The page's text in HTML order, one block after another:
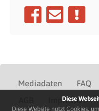
Mediadaten FAQ
Impressum
Diese
Diese Website nutzt Cookies,